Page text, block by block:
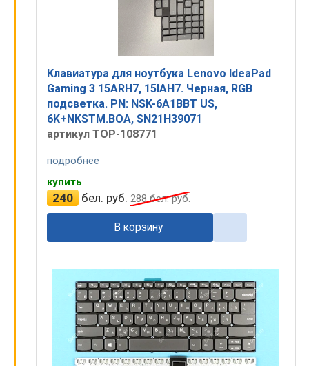
Клавиатура для ноутбука Lenovo IdeaPad
Gaming 3 15ARH7, 15IAH7. Черная, RGB
подсветка. PN: NSK-6A1BBT US,
6K+NKSTM.BOA, SN21H39071
артикул TOP-108771
подробнее
купить
240 бел. руб. 288бел. руб.
В корзину